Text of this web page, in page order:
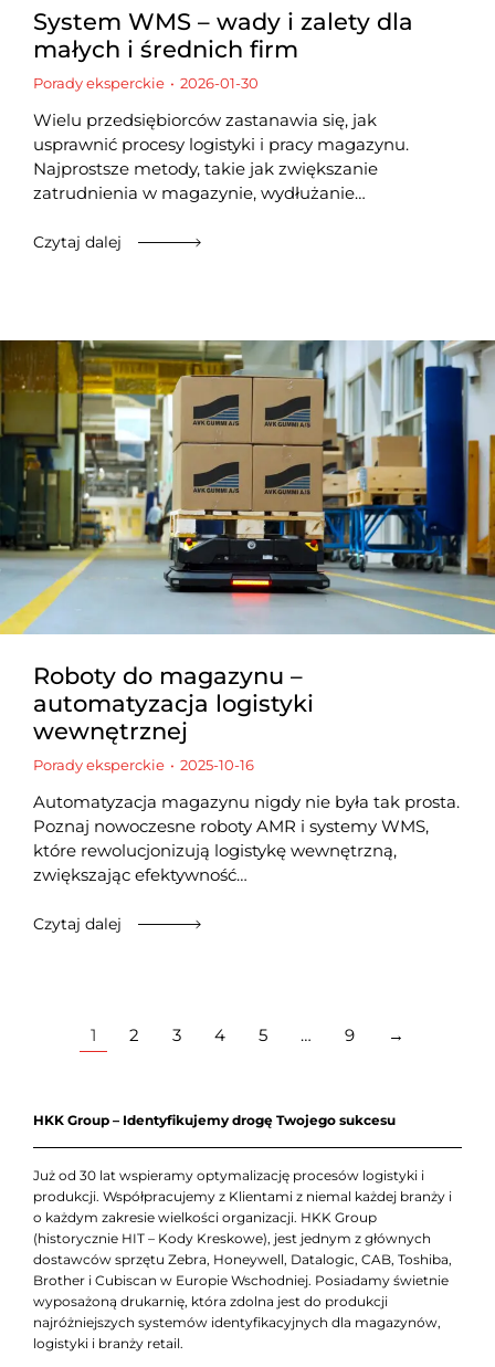
System WMS – wady i zalety dla
małych i średnich firm
Porady eksperckie 2026-01-30
Wielu przedsiębiorców zastanawia się, jak
usprawnić procesy logistyki i pracy magazynu.
Najprostsze metody, takie jak zwiększanie
zatrudnienia w magazynie, wydłużanie…
Czytaj dalej
Roboty do magazynu –
automatyzacja logistyki
wewnętrznej
Porady eksperckie 2025-10-16
Automatyzacja magazynu nigdy nie była tak prosta.
Poznaj nowoczesne roboty AMR i systemy WMS,
które rewolucjonizują logistykę wewnętrzną,
zwiększając efektywność…
Czytaj dalej
1 2 3 4 5 … 9 →
HKK Group – Identyfikujemy drogę Twojego sukcesu
Już od 30 lat wspieramy optymalizację procesów logistyki i
produkcji. Współpracujemy z Klientami z niemal każdej branży i
o każdym zakresie wielkości organizacji. HKK Group
(historycznie HIT – Kody Kreskowe), jest jednym z głównych
dostawców sprzętu Zebra, Honeywell, Datalogic, CAB, Toshiba,
Brother i Cubiscan w Europie Wschodniej. Posiadamy świetnie
wyposażoną drukarnię, która zdolna jest do produkcji
najróżniejszych systemów identyfikacyjnych dla magazynów,
logistyki i branży retail.